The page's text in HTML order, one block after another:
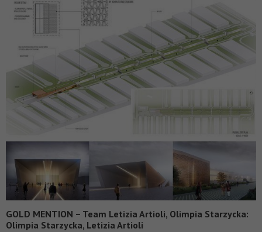
GOLD MENTION – Team Letizia Artioli, Olimpia Starzycka:
Olimpia Starzycka, Letizia Artioli